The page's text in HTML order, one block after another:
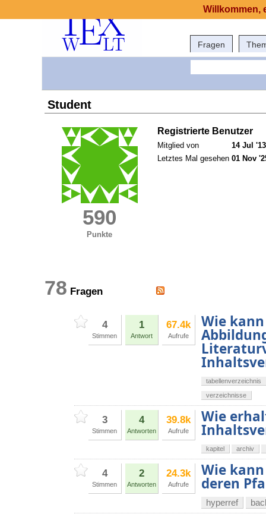
Fragen
Student
590
Punkte
Registrierte Benutzer
Mitglied von
14 Jul
Letztes Mal gesehen 01 Nov
78 Fragen
4
Stimmen
1
Antwort
67.4k
Aufrufe
Wie
tabellenverzeichnis
verzeichnisse
3
Stimmen
4
Antworten
39.8k
Aufrufe
Wie
kapitel archiv
4
Stimmen
2
Antworten
24.3k
Aufrufe
Wie
deren
hyperref
Willkommen,